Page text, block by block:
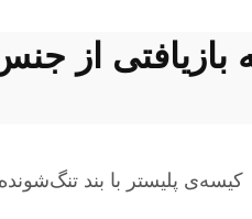
بازیافتی از
کیسه‌ی پلیستر با بند تنگ‌شونده